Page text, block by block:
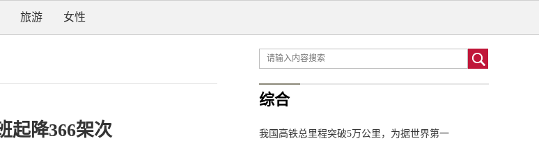
旅游 女性
起降366架次
综合
我国高铁总里程突破5万公里，为据世界第一